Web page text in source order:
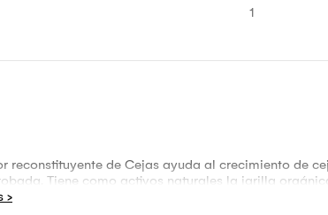
1
reconstituyente de Cejas ayuda al crecimiento de
Tiene como activos naturales la jarilla